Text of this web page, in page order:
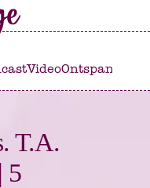
VideoOntspannen
T.A.
5